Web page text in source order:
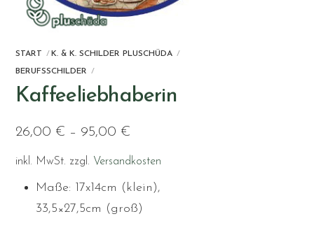
START K. & K. SCHILDER PLUSCHÜDA
BERUFSSCHILDER
Kaffeeliebhaberin
26,00 € – 95,00 €
inkl. MwSt. zzgl. Versandkosten
Maße: 17x14cm (klein),
33,5×27,5cm (groß)